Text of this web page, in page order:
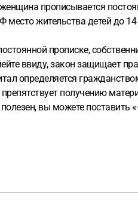
прописывается
место жительства детей до
прописке,
ввиду, закон защищает
определяется
получению
вы можете поставить